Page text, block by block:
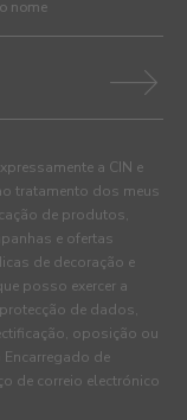
a CIN e
tratamento dos meus
de produtos,
e ofertas
de decoração e
posso exercer a
de dados,
oposição ou
de
de correio electrónico